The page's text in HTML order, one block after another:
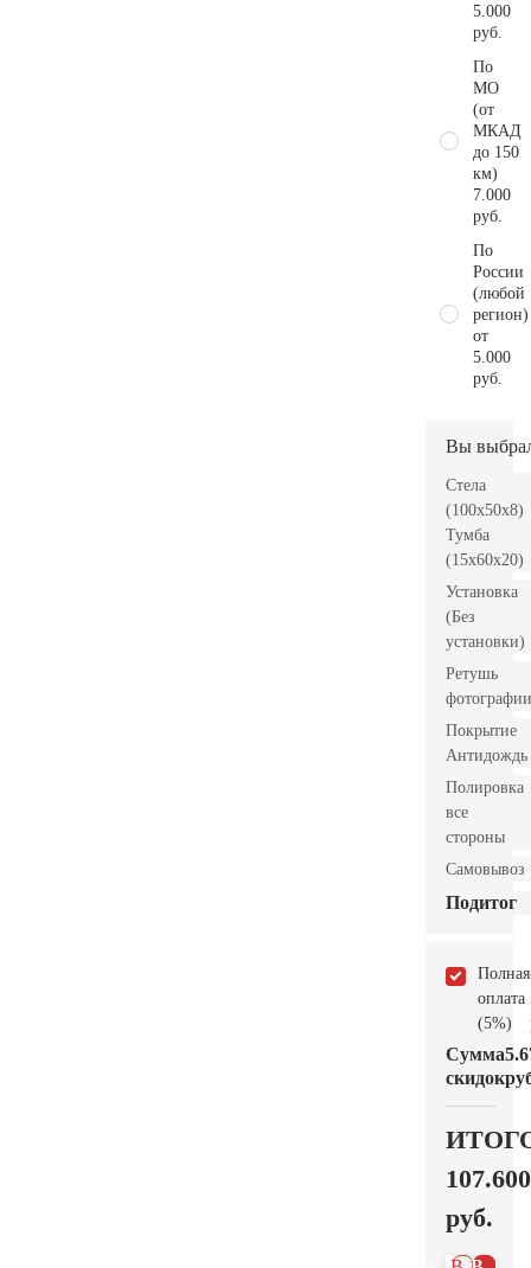
5.000
руб.
По
МО
(от
МКАД
до 150
км)
7.000
руб.
По
России
(любой
регион)
от
5.000
руб.
Вы
Стела
(100x50x8)
Тумба
(15x60x20)
Установка
(Без
установки)
Ретушь
фотографии
Покрытие
Антидождь
Полировка
все
стороны
Самовывоз
Подитог
Полная
оплата
(5%)
Сумма
скидок
107.600
руб.